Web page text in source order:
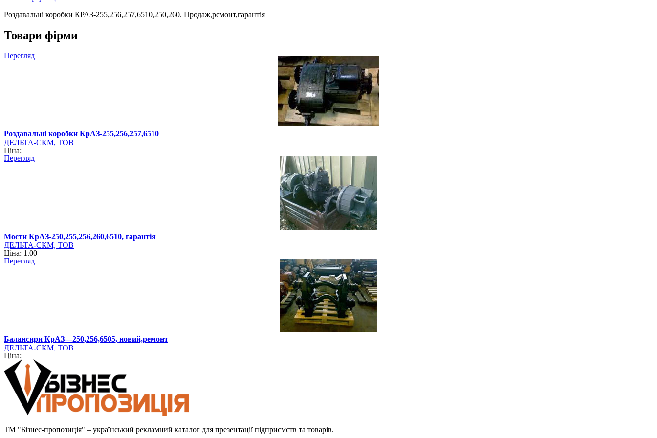
Роздавальні коробки КРАЗ-255,256,257,6510,250,260. Продаж,ремонт,гарантія
Товари фірми
Перегляд
Роздавальні коробки КрАЗ-255,256,257,6510
ДЕЛЬТА-СКМ, ТОВ
Ціна:
Перегляд
Мости КрАЗ-250,255,256,260,6510, гарантія
ДЕЛЬТА-СКМ, ТОВ
Ціна: 1.00
Перегляд
Балансири КрАЗ—250,256,6505, новий,ремонт
ДЕЛЬТА-СКМ, ТОВ
Ціна:
ТМ "Бізнес-пропозиція" – український рекламний каталог для презентації підприємств та товарів.